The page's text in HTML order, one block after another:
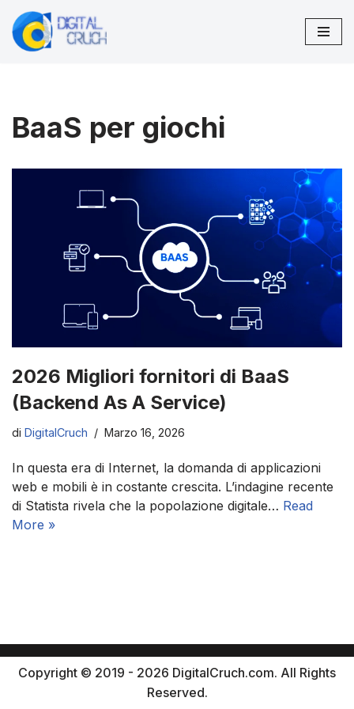
Vai
BaaS per giochi
2026 Migliori fornitori di BaaS
(Backend As A Service)
di DigitalCruch Marzo 16, 2026
In questa era di Internet, la domanda di applicazioni
web e mobili è in costante crescita. L’indagine recente
di Statista rivela che la popolazione digitale… Read
More »
Copyright © 2019 - 2026 DigitalCruch.com. All Rights
Reserved.